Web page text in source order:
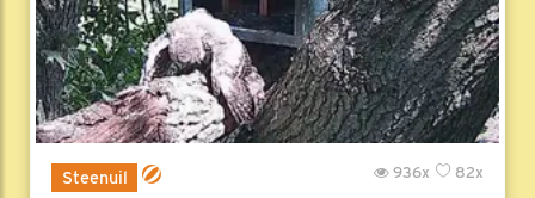
Steenuil 82x
936x